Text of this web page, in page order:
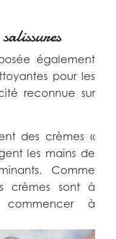
également
pour les
reconnue sur
des crèmes «
les mains de
Comme
crèmes sont à
à